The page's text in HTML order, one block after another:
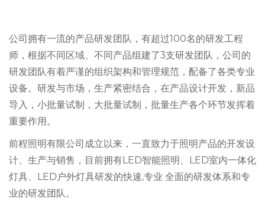
公司拥有一流的产品研发团队，有超过100名的研发工程
师，根据不同区域、不同产品组建了3支研发团队，公司的
研发团队有着严谨的组织架构和管理规范，配备了各类专业
设备。研发与市场，生产紧密结合，在产品设计开发，新品
导入，小批量试制，大批量试制，批量生产各个环节发挥着
重要作用。
前程照明有限公司成立以来，一直致力于照明产品的开发设
计、生产与销售，目前拥有LED智能照明、LED室内一体化
灯具、LED户外灯具研发的快速,专业 全面的研发体系和专
业的研发团队。